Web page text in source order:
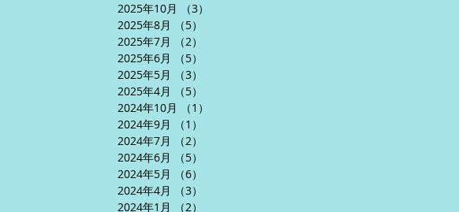
2025年10月
（3）
2025年8月
（5）
2025年7月
（2）
2025年6月
（5）
2025年5月
（3）
2025年4月
（5）
2024年10月
（1）
2024年9月
（1）
2024年7月
（2）
2024年6月
（5）
2024年5月
（6）
2024年4月
（3）
2024年1月
（2）